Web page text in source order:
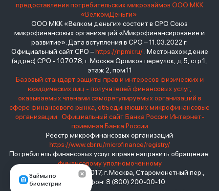
Займы по
биометрии
предоставления потребительских микрозаймов ООО МКК
«ВелкомДеньги»
ООО МКК «Велком деньги» состоит в СРО Союз
микрофинансовых организаций «Микрофинансирование и
развитие». Дата вступления в СРО – 11.03.2022 г.
Официальный сайт СРО –https://npmir.ru/. Местонахождение
(адрес) СРО - 107078, г. Москва Орликов переулок, д.5, стр.1,
этаж 2, пом.11
Базовый стандарт защиты прав и интересов физических и
юридических лиц - получателей финансовых услуг,
оказываемых членами саморегулируемых организаций в
сфере финансового рынка, объединяющих микрофинансовые
организации
Официальный сайт Банка России Интернет-
приемная Банка России
Реестр микрофинансовых организаций
https://www.cbr.ru/microfinance/registry/
Потребитель финансовых услуг вправе направить обращение
финансовому уполномоченному
Место нахождения: 119017, г. Москва, Старомонетный пер.,
дом 3 Телефон: 8 (800) 200-00-10